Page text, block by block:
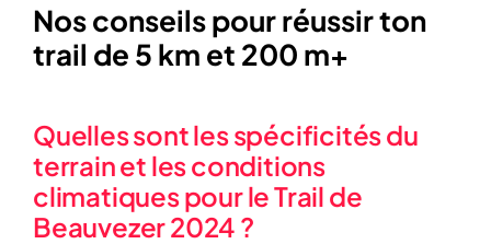
Nos conseils pour réussir ton
trail de 5 km et 200 m+
Quelles sont les spécificités du
terrain et les conditions
climatiques pour le Trail de
Beauvezer 2024 ?